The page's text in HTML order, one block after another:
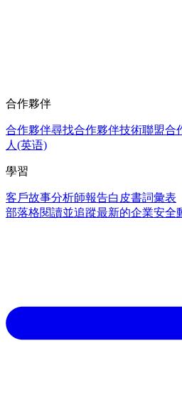
合作夥伴
合作夥伴尋找合作夥伴技術聯盟合
人(英语)
學習
客戶故事分析師報告白皮書詞彙表
部落格閱讀並追蹤最新的企業安全